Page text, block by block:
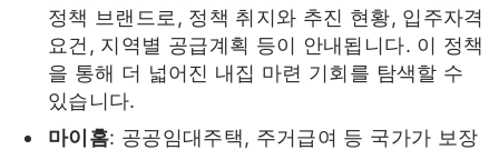
정책 브랜드로, 정책 취지와 추진 현황, 입주자격
요건, 지역별 공급계획 등이 안내됩니다. 이 정책
을 통해 더 넓어진 내집 마련 기회를 탐색할 수
있습니다.
마이홈: 공공임대주택, 주거급여 등 국가가 보장